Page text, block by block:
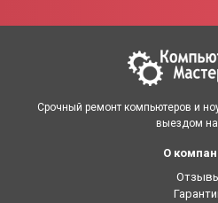
Срочный ремонт компьютеров и
выездом
О